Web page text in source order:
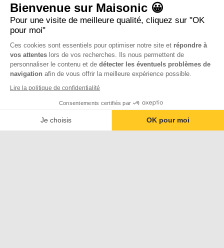
Bienvenue sur Maisonic 😀
Pour une visite de meilleure qualité, cliquez sur "OK
pour moi"
Ces cookies sont essentiels pour optimiser notre site et répondre à
vos attentes lors de vos recherches. Ils nous permettent de
personnaliser le contenu et de détecter les éventuels problèmes de
navigation afin de vous offrir la meilleure expérience possible.
Lire la politique de confidentialité
Consentements certifiés par
Je choisis OK pour moi